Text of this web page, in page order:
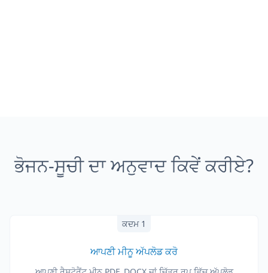
ਭੋਜਨ-ਸੂਚੀ ਦਾ ਅਨੁਵਾਦ ਕਿਵੇਂ ਕਰੀਏ?
ਕਦਮ 1
ਆਪਣੀ ਮੀਨੂ ਅੱਪਲੋਡ ਕਰੋ